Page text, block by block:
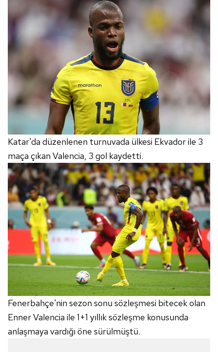
Katar'da düzenlenen turnuvada ülkesi Ekvador ile 3
maça çıkan Valencia, 3 gol kaydetti.
Fenerbahçe'nin sezon sonu sözleşmesi bitecek olan
Enner Valencia ile 1+1 yıllık sözleşme konusunda
anlaşmaya vardığı öne sürülmüştü.